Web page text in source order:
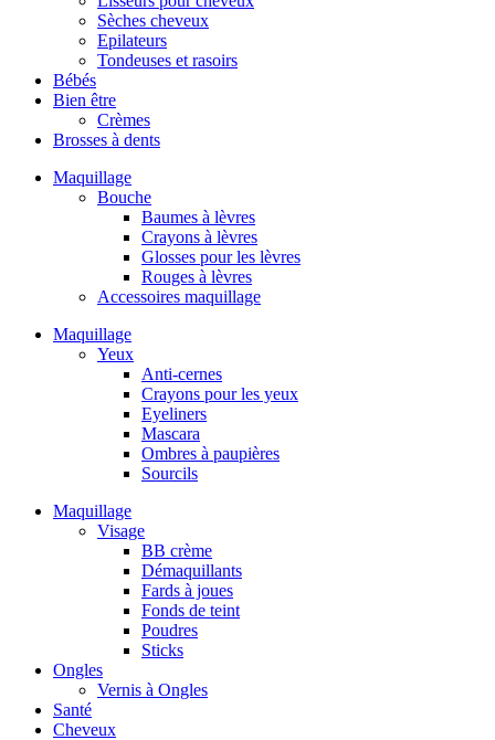
Sèches cheveux
Epilateurs
Tondeuses et rasoirs
Bébés
Bien être
Crèmes
Brosses à dents
Maquillage
Bouche
Baumes à lèvres
Crayons à lèvres
Glosses pour les lèvres
Rouges à lèvres
Accessoires maquillage
Maquillage
Yeux
Anti-cernes
Crayons pour les yeux
Eyeliners
Mascara
Ombres à paupières
Sourcils
Maquillage
Visage
BB crème
Démaquillants
Fards à joues
Fonds de teint
Poudres
Sticks
Ongles
Vernis à Ongles
Santé
Cheveux